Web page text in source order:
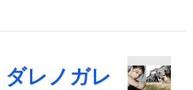
レノガレ